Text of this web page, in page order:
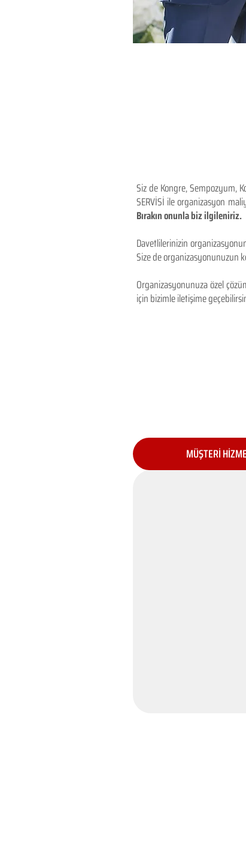
Siz de Kongre, Sempozyum,
SERVİSİ ile organizasyon
Bırakın onunla biz ilgileniriz.
Davetlilerinizin
Size de organizasyonunuzun
Organizasyonunuza özel
için bizimle iletişime
MÜŞTERİ